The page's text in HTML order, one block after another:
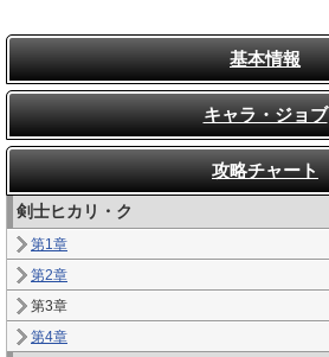
基本情報
キャラ・ジョブ
攻略チャート
剣士ヒカリ・ク
第1章
第2章
第3章
第4章